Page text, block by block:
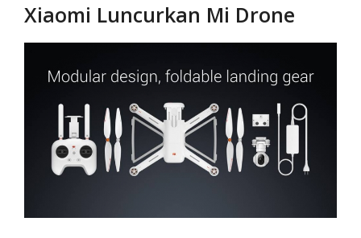
Xiaomi Luncurkan Mi Drone